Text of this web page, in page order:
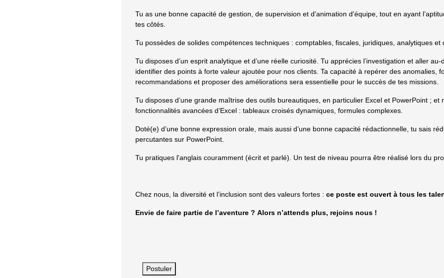
Tu as une bonne capacité de gestion, de supervision et d'animation d'équipe, tout en ayant
tes côtés.
Tu possèdes de solides compétences techniques : comptables, fiscales, juridiques, analytiques et
Tu disposes d’un esprit analytique et d’une réelle curiosité. Tu apprécies l’investigation et aller
identifier des points à forte valeur ajoutée pour nos clients. Ta capacité à repérer des anomalies,
recommandations et proposer des améliorations sera essentielle pour le succès de tes missions.
Tu disposes d’une grande maîtrise des outils bureautiques, en particulier Excel et PowerPoint ; et
fonctionnalités avancées d’Excel : tableaux croisés dynamiques, formules complexes.
Doté(e) d’une bonne expression orale, mais aussi d’une bonne capacité rédactionnelle, tu sais
percutantes sur PowerPoint.
Tu pratiques l'anglais couramment (écrit et parlé). Un test de niveau pourra être réalisé lors du
Chez nous, la diversité et l’inclusion sont des valeurs fortes : ce poste est ouvert à tous les
Envie de faire partie de l’aventure ? Alors n’attends plus, rejoins nous !
Postuler